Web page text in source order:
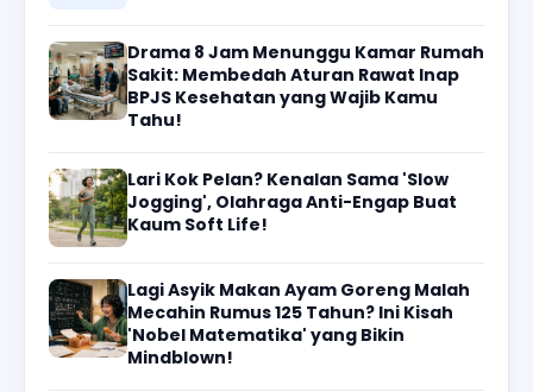
Drama 8 Jam Menunggu Kamar Rumah
Sakit: Membedah Aturan Rawat Inap
BPJS Kesehatan yang Wajib Kamu
Tahu!
Lari Kok Pelan? Kenalan Sama 'Slow
Jogging', Olahraga Anti-Engap Buat
Kaum Soft Life!
Lagi Asyik Makan Ayam Goreng Malah
Mecahin Rumus 125 Tahun? Ini Kisah
'Nobel Matematika' yang Bikin
Mindblown!